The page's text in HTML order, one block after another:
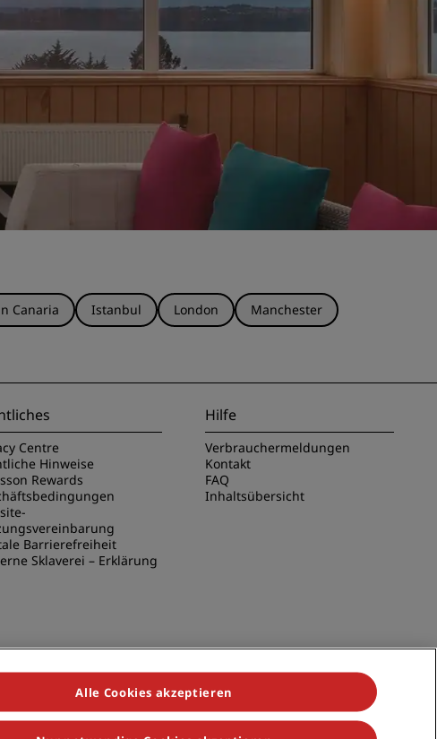
Canaria Istanbul London
Manchester
Centre
Hinweise
Rewards
Barrierefreiheit
Sklaverei – Erklärung
Hilfe
Verbrauchermeldungen
Kontakt
FAQ
Inhaltsübersicht
Alle Cookies akzeptieren